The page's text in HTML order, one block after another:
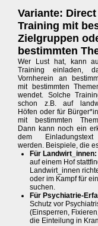
Variante:
Training mit
Zielgruppen
bestimmten
Wer Lust hat, kann
Training einladen,
Vornherein an
mit bestimmten
wendet. Solche
schon z.B. auf
Höfen oder für
mit bestimmten
Dann kann noch ein
dem
werden. Beispiele, die
Für Landwirt_innen:
auf einem Hof
Landwirt_innen
oder im Kampf für
suchen.
Für Psychiatrie-
Schutz vor
(Einsperren,
die Einteilung in